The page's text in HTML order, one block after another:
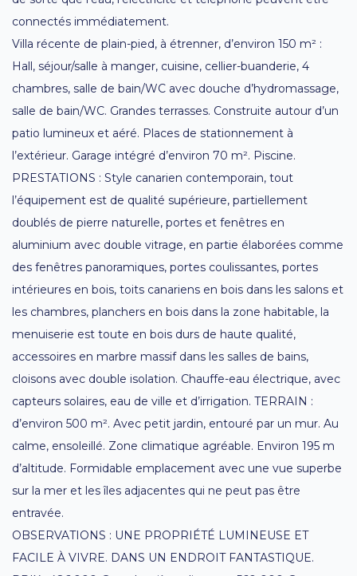
connectés immédiatement.
Villa récente de plain-pied, à étrenner, d’environ 150 m² :
Hall, séjour/salle à manger, cuisine, cellier-buanderie, 4
chambres, salle de bain/WC avec douche d’hydromassage,
salle de bain/WC. Grandes terrasses. Construite autour d’un
patio lumineux et aéré. Places de stationnement à
l’extérieur. Garage intégré d’environ 70 m². Piscine.
PRESTATIONS : Style canarien contemporain, tout
l’équipement est de qualité supérieure, partiellement
doublés de pierre naturelle, portes et fenêtres en
aluminium avec double vitrage, en partie élaborées comme
des fenêtres panoramiques, portes coulissantes, portes
intérieures en bois, toits canariens en bois dans les salons et
les chambres, planchers en bois dans la zone habitable, la
menuiserie est toute en bois durs de haute qualité,
accessoires en marbre massif dans les salles de bains,
cloisons avec double isolation. Chauffe-eau électrique, avec
capteurs solaires, eau de ville et d’irrigation. TERRAIN :
d’environ 500 m². Avec petit jardin, entouré par un mur. Au
calme, ensoleillé. Zone climatique agréable. Environ 195 m
d’altitude. Formidable emplacement avec une vue superbe
sur la mer et les îles adjacentes qui ne peut pas être
entravée.
OBSERVATIONS : UNE PROPRIÉTÉ LUMINEUSE ET
FACILE À VIVRE. DANS UN ENDROIT FANTASTIQUE.